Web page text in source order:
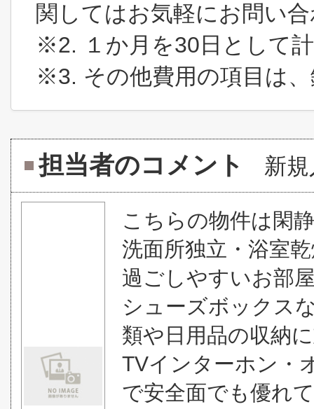
関してはお気軽にお問い
※2. １か月を30日として
※3. その他費用の項目は
担当者のコメント 新
こちらの物件は閑
洗面所独立・浴室
過ごしやすいお部
シューズボックス
類や日用品の収納
TVインターホン・
で安全面でも優れ